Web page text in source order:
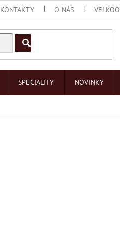
KONTAKTY O NÁS
SPECIALITY NOVINKY